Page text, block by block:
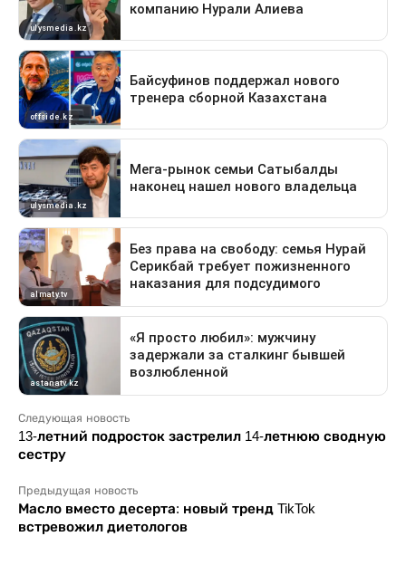
Следующая новость
13-летний подросток застрелил 14-летнюю сводную
сестру
Предыдущая новость
Масло вместо десерта: новый тренд TikTok
встревожил диетологов